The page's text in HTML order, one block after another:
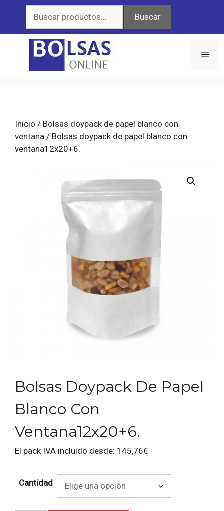
contenido
por:
Buscar
Inicio / Bolsas doypack de papel blanco con
ventana / Bolsas doypack de papel blanco con
ventana12x20+6.
Bolsas Doypack De Papel
Blanco Con
Ventana12x20+6.
El pack IVA incluido desde: 145,76€
Cantidad